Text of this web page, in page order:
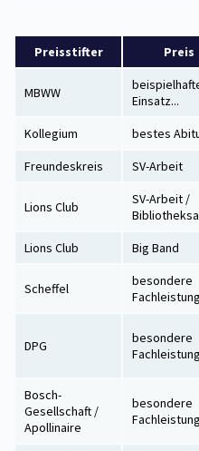
Preisstifter Preis
MBWW
Einsatz...
Kollegium bestes
Freundeskreis
SV-Arbeit
Lions Club
SV-Arbeit /
Lions Club Big Band
Scheffel
besondere
DPG
besondere
Bosch-
Gesellschaft /
Apollinaire
besondere